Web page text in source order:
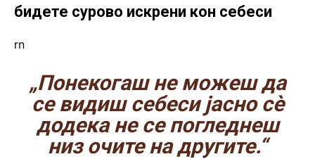
бидете сурово искрени кон себеси
rn
„Понекогаш не можеш да
се видиш себеси јасно сè
додека не се погледнеш
низ очите на другите.“